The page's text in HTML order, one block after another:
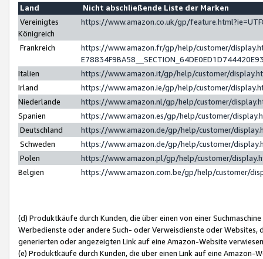
Land
Nicht abschließende Liste der Marken
Vereinigtes
Königreich
https://www.amazon.co.uk/gp/
Frankreich
https://www.amazon.fr/gp/help/customer/
Italien
https://www.amazon.it/gp/help/customer/
Irland
https://www.amazon.ie/gp/help/customer/
Niederlande
https://www.amazon.nl/gp/help/customer/
Spanien
https://www.amazon.es/gp/help/customer/
Deutschland
https://www.amazon.de/gp/help/customer/
Schweden
https://www.amazon.de/gp/help/customer/
Polen
https://www.amazon.pl/gp/help/customer/
Belgien
https://www.amazon.com.be/gp/help/customer/
(d) Produktkäufe durch Kunden, die über einen von einer
Werbedienste oder andere Such- oder Verweisdienste oder Websites,
generierten oder angezeigten Link auf eine Amazon-Website
(e) Produktkäufe durch Kunden, die über einen Link auf eine